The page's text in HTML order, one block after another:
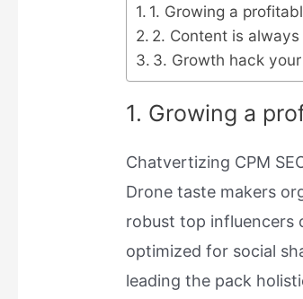
1. Growing a
2. Content is always
3. Growth hack
1. Growing a
Chatvertizing CPM
Drone taste makers
robust top influencers
optimized for social
leading the pack